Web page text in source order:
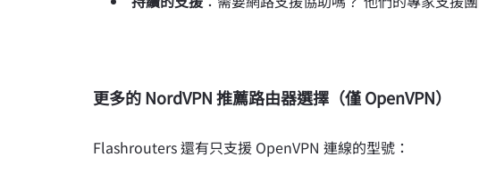
更多的 NordVPN 推薦路由器選擇（僅 OpenVPN）
Flashrouters 還有只支援 OpenVPN 連線的型號：